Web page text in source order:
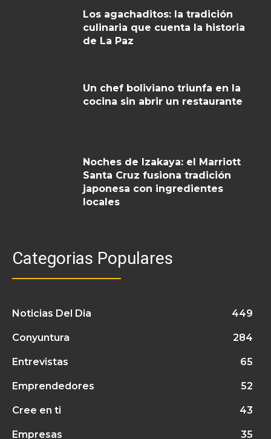
Los agachaditos: la tradición
culinaria que cuenta la historia
de La Paz
Un chef boliviano triunfa en la
cocina sin abrir un restaurante
Noches de Izakaya: el Marriott
Santa Cruz fusiona tradición
japonesa con ingredientes
locales
Categorias Populares
Noticias Del Dia 449
Conyuntura 284
Entrevistas 65
Emprendedores 52
Cree en ti 43
Empresas 35